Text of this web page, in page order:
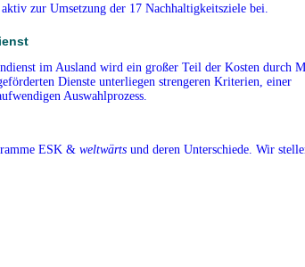
zur Umsetzung der 17 Nachhaltigkeitsziele bei.
im Ausland wird ein großer Teil der Kosten durch
Dienste unterliegen strengeren Kriterien, einer
Auswahlprozess.
ESK & weltwärts und deren Unterschiede. Wir